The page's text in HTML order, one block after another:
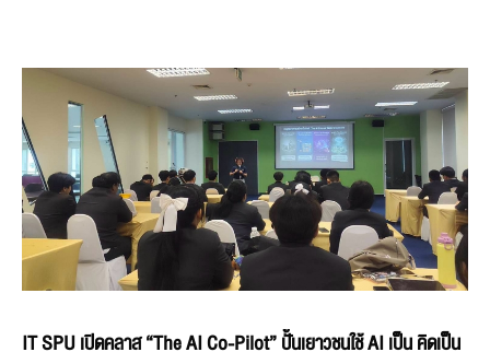
IT SPU เปิดคลาส “The AI Co-Pilot” ปั้นเยาวชนใช้ AI เป็น คิดเป็น